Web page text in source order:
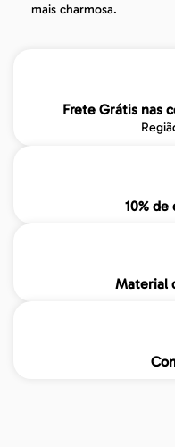
mais charmosa.
Frete Grátis nas
10% de
Material